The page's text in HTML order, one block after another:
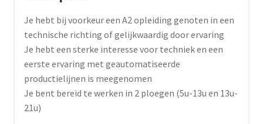
Je hebt bij voorkeur een A2 opleiding genoten in een
technische richting of gelijkwaardig door ervaring
Je hebt een sterke interesse voor techniek en een
eerste ervaring met geautomatiseerde
productielijnen is meegenomen
Je bent bereid te werken in 2 ploegen (5u-13u en 13u-
21u)